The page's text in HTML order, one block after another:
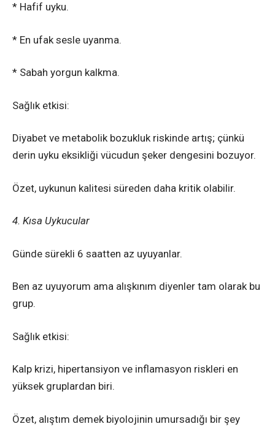
* Hafif uyku.
* En ufak sesle uyanma.
* Sabah yorgun kalkma.
Sağlık etkisi:
Diyabet ve metabolik bozukluk riskinde artış; çünkü
derin uyku eksikliği vücudun şeker dengesini bozuyor.
Özet, uykunun kalitesi süreden daha kritik olabilir.
4. Kısa Uykucular
Günde sürekli 6 saatten az uyuyanlar.
Ben az uyuyorum ama alışkınım diyenler tam olarak bu
grup.
Sağlık etkisi:
Kalp krizi, hipertansiyon ve inflamasyon riskleri en
yüksek gruplardan biri.
Özet, alıştım demek biyolojinin umursadığı bir şey